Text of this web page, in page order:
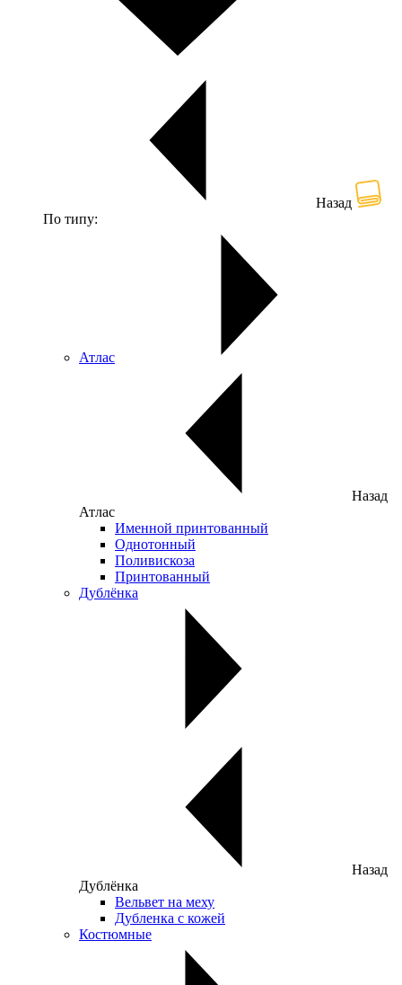
Назад
По типу:
Атлас
Назад
Атлас
Именной принтованный
Однотонный
Поливискоза
Принтованный
Дублёнка
Назад
Дублёнка
Вельвет на меху
Дубленка с кожей
Костюмные